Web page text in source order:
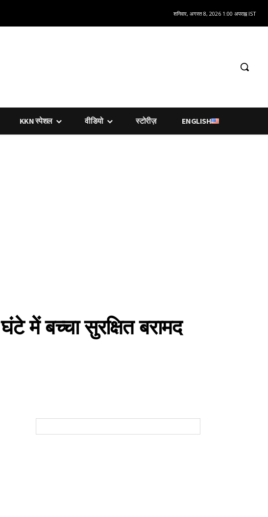
शनिवार, अगस्त 8, 2026 1:00 अपराह्न IST
KKN स्पेशल वीडियो स्टोरीज़ ENGLISH
में बच्चा सुरक्षित बरामद